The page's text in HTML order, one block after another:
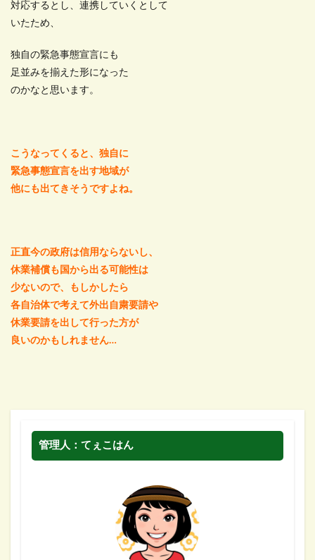
対応するとし、連携していくとして
いたため、
独自の緊急事態宣言にも
足並みを揃えた形になった
のかなと思います。
こうなってくると、独自に
緊急事態宣言を出す地域が
他にも出てきそうですよね。
正直今の政府は信用ならないし、
休業補償も国から出る可能性は
少ないので、もしかしたら
各自治体で考えて外出自粛要請や
休業要請を出して行った方が
良いのかもしれません…
管理人：てぇこはん